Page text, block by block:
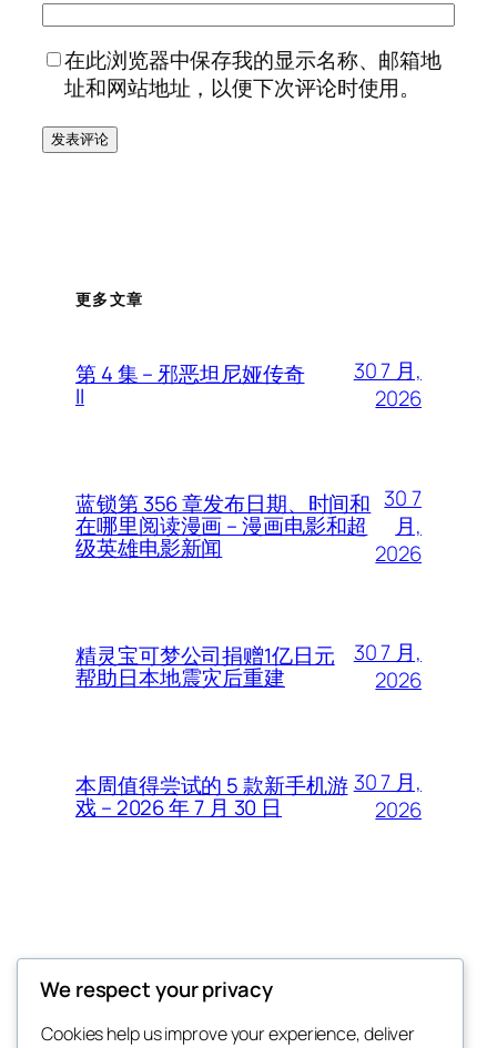
在此浏览器中保存我的显示名称、邮箱地
址和网站地址，以便下次评论时使用。
更多文章
第 4 集 – 邪恶坦尼娅传奇
II
30 7 月,
2026
蓝锁第 356 章发布日期、时间和
在哪里阅读漫画 – 漫画电影和超
级英雄电影新闻
30 7
月,
2026
精灵宝可梦公司捐赠1亿日元
帮助日本地震灾后重建
30 7 月,
2026
本周值得尝试的 5 款新手机游
戏 – 2026 年 7 月 30 日
30 7 月,
2026
Thunder Feeds
你最喜欢的电子游戏和攻略杂志
We respect your privacy
Cookies help us improve your experience, deliver